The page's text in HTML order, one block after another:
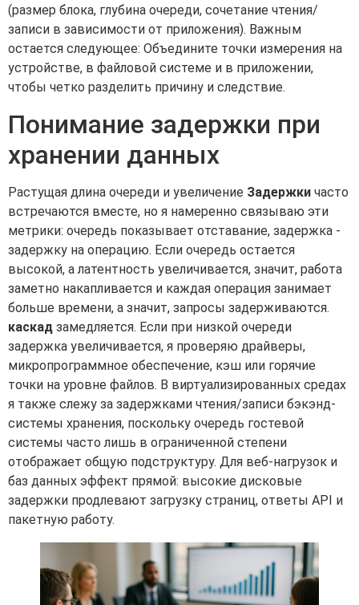
(размер блока, глубина очереди, сочетание чтения/
записи в зависимости от приложения). Важным
остается следующее: Объедините точки измерения на
устройстве, в файловой системе и в приложении,
чтобы четко разделить причину и следствие.
Понимание задержки при
хранении данных
Растущая длина очереди и увеличение Задержки часто
встречаются вместе, но я намеренно связываю эти
метрики: очередь показывает отставание, задержка -
задержку на операцию. Если очередь остается
высокой, а латентность увеличивается, значит, работа
заметно накапливается и каждая операция занимает
больше времени, а значит, запросы задерживаются.
каскад замедляется. Если при низкой очереди
задержка увеличивается, я проверяю драйверы,
микропрограммное обеспечение, кэш или горячие
точки на уровне файлов. В виртуализированных средах
я также слежу за задержками чтения/записи бэкэнд-
системы хранения, поскольку очередь гостевой
системы часто лишь в ограниченной степени
отображает общую подструктуру. Для веб-нагрузок и
баз данных эффект прямой: высокие дисковые
задержки продлевают загрузку страниц, ответы API и
пакетную работу.